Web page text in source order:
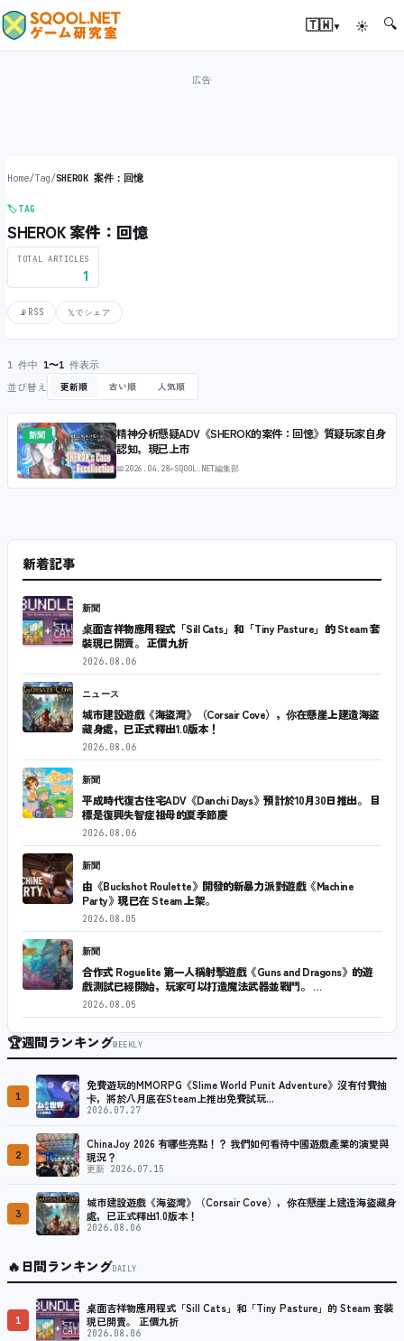
🇹🇼▾ ☀ 🔍
Home/Tag/SHEROK 案件：回憶
🏷️TAG
SHEROK 案件：回憶
TOTAL ARTICLES
1
📡 RSS 𝕏でシェア
1 件中 1〜1 件表示
並び替え 更新順 古い順 人気順
新聞
精神分析懸疑ADV《SHEROK的案件：回憶》質疑玩家自身
認知，現已上市
📅2026.04.28✍SQOOL.NET編集部
新着記事
新聞
桌面吉祥物應用程式「Sill Cats」和「Tiny Pasture」的 Steam 套
裝現已開賣。 正價九折
2026.08.06
ニュース
城市建設遊戲《海盜灣》（Corsair Cove），你在懸崖上建造海盜
藏身處，已正式釋出1.0版本！
2026.08.06
新聞
平成時代復古住宅ADV《Danchi Days》預計於10月30日推出。 目
標是復興失智症祖母的夏季節慶
2026.08.06
新聞
由《Buckshot Roulette》開發的新暴力派對遊戲《Machine
Party》現已在 Steam 上架。
2026.08.05
新聞
合作式 Roguelite 第一人稱射擊遊戲《Guns and Dragons》的遊
戲測試已經開始，玩家可以打造魔法武器並戰鬥。 …
2026.08.05
🏆週間ランキングWEEKLY
1
免費遊玩的MMORPG《Slime World Punit Adventure》沒有付費抽
卡，將於八月底在Steam上推出免費試玩…
2026.07.27
2
ChinaJoy 2026 有哪些亮點！？ 我們如何看待中國遊戲產業的演變與
現況？
更新 2026.07.15
3
城市建設遊戲《海盜灣》（Corsair Cove），你在懸崖上建造海盜藏身
處，已正式釋出1.0版本！
2026.08.06
🔥日間ランキングDAILY
1
桌面吉祥物應用程式「Sill Cats」和「Tiny Pasture」的 Steam 套裝
現已開賣。 正價九折
2026.08.06